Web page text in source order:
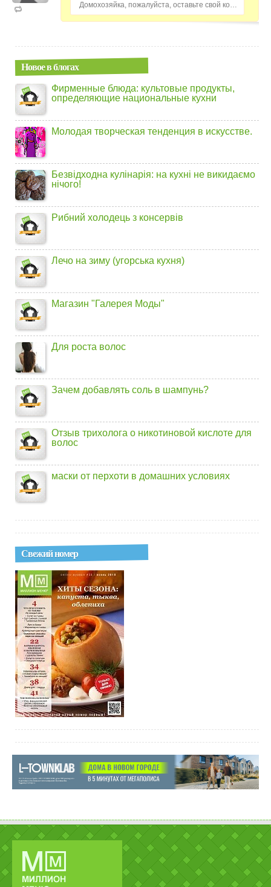
Домохозяйка, пожалуйста, оставьте свой комментарий...
Новое в блогах
Фирменные блюда: культовые продукты,
определяющие национальные кухни
Молодая творческая тенденция в искусстве.
Безвідходна кулінарія: на кухні не викидаємо
нічого!
Рибний холодець з консервів
Лечо на зиму (угорська кухня)
Магазин "Галерея Моды"
Для роста волос
Зачем добавлять соль в шампунь?
Отзыв трихолога о никотиновой кислоте для
волос
маски от перхоти в домашних условиях
Свежий номер